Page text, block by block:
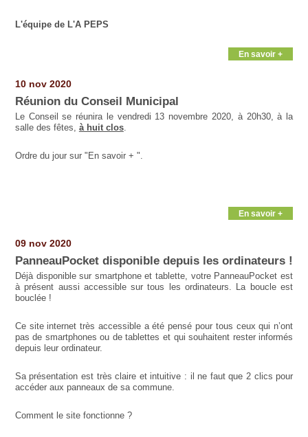
L'équipe de L'A PEPS
En savoir +
10 nov 2020
Réunion du Conseil Municipal
Le Conseil se réunira le vendredi 13 novembre 2020, à 20h30, à la
salle des fêtes, à huit clos.
Ordre du jour sur "En savoir + ".
En savoir +
09 nov 2020
PanneauPocket disponible depuis les ordinateurs !
Déjà disponible sur smartphone et tablette, votre PanneauPocket est
à présent aussi accessible sur tous les ordinateurs. La boucle est
bouclée !
Ce site internet très accessible a été pensé pour tous ceux qui n’ont
pas de smartphones ou de tablettes et qui souhaitent rester informés
depuis leur ordinateur.
Sa présentation est très claire et intuitive : il ne faut que 2 clics pour
accéder aux panneaux de sa commune.
Comment le site fonctionne ?